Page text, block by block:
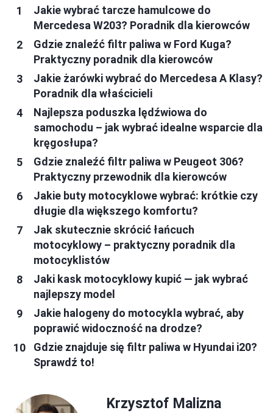
Jakie wybrać tarcze hamulcowe do
Mercedesa W203? Poradnik dla kierowców
Gdzie znaleźć filtr paliwa w Ford Kuga?
Praktyczny poradnik dla kierowców
Jakie żarówki wybrać do Mercedesa A Klasy?
Poradnik dla właścicieli
Najlepsza poduszka lędźwiowa do
samochodu – jak wybrać idealne wsparcie dla
kręgosłupa?
Gdzie znaleźć filtr paliwa w Peugeot 306?
Praktyczny przewodnik dla kierowców
Jakie buty motocyklowe wybrać: krótkie czy
długie dla większego komfortu?
Jak skutecznie skrócić łańcuch
motocyklowy – praktyczny poradnik dla
motocyklistów
Jaki kask motocyklowy kupić — jak wybrać
najlepszy model
Jakie halogeny do motocykla wybrać, aby
poprawić widoczność na drodze?
Gdzie znajduje się filtr paliwa w Hyundai i20?
Sprawdź to!
Krzysztof Malizna